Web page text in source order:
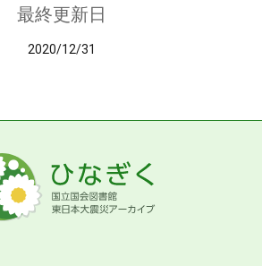
最終更新日
2020/12/31